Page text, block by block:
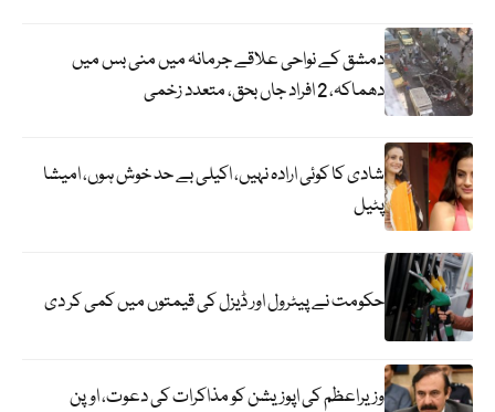
دمشق کے نواحی علاقے جرمانہ میں منی بس میں
دھماکہ، 2 افراد جاں بحق، متعدد زخمی
شادی کا کوئی ارادہ نہیں، اکیلی بے حد خوش ہوں، امیشا
پٹیل
حکومت نے پیٹرول اور ڈیزل کی قیمتوں میں کمی کر دی
وزیراعظم کی اپوزیشن کو مذاکرات کی دعوت، اوپن